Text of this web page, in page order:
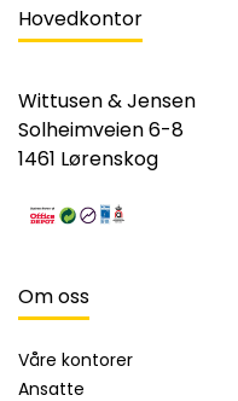
Hovedkontor
Wittusen & Jensen
Solheimveien 6-8
1461 Lørenskog
Om oss
Våre kontorer
Ansatte